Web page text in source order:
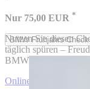
Nur 75,00 EUR *
Nutzen Sie diesen
täglich spüren –
BMW.
Online Termin
BMW Frühjahrs Check